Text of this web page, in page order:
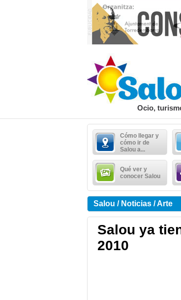
Ocio,
Cómo llegar y
cómo ir de
Salou a...
Qué ver y
conocer Salou
Salou / Noticias / Arte
Salou ya
2010